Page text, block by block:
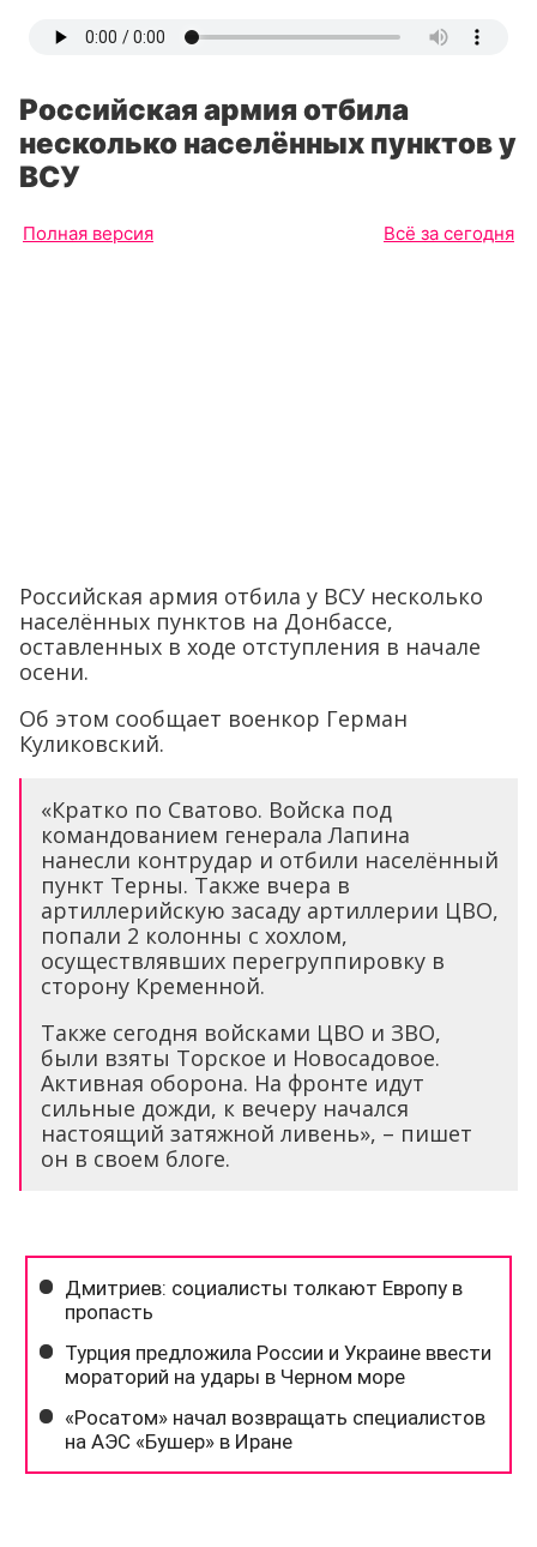
Российская армия отбила
несколько населённых пунктов у
ВСУ
Полная версия Всё за сегодня
Российская армия отбила у ВСУ несколько
населённых пунктов на Донбассе,
оставленных в ходе отступления в начале
осени.
Об этом сообщает военкор Герман
Куликовский.
«Кратко по Сватово. Войска под
командованием генерала Лапина
нанесли контрудар и отбили населённый
пункт Терны. Также вчера в
артиллерийскую засаду артиллерии ЦВО,
попали 2 колонны с хохлом,
осуществлявших перегруппировку в
сторону Кременной.
Также сегодня войсками ЦВО и ЗВО,
были взяты Торское и Новосадовое.
Активная оборона. На фронте идут
сильные дожди, к вечеру начался
настоящий затяжной ливень», – пишет
он в своем блоге.